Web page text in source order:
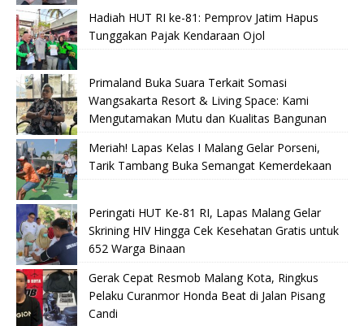
Hadiah HUT RI ke-81: Pemprov Jatim Hapus
Tunggakan Pajak Kendaraan Ojol
Primaland Buka Suara Terkait Somasi
Wangsakarta Resort & Living Space: Kami
Mengutamakan Mutu dan Kualitas Bangunan
Meriah! Lapas Kelas I Malang Gelar Porseni,
Tarik Tambang Buka Semangat Kemerdekaan
Peringati HUT Ke-81 RI, Lapas Malang Gelar
Skrining HIV Hingga Cek Kesehatan Gratis untuk
652 Warga Binaan
Gerak Cepat Resmob Malang Kota, Ringkus
Pelaku Curanmor Honda Beat di Jalan Pisang
Candi